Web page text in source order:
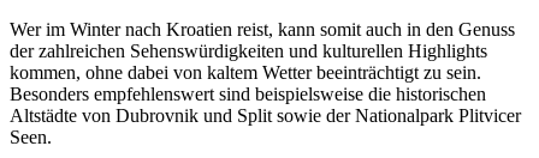
Wer im Winter nach Kroatien reist, kann somit auch in den Genuss
der zahlreichen Sehenswürdigkeiten und kulturellen Highlights
kommen, ohne dabei von kaltem Wetter beeinträchtigt zu sein.
Besonders empfehlenswert sind beispielsweise die historischen
Altstädte von Dubrovnik und Split sowie der Nationalpark Plitvicer
Seen.